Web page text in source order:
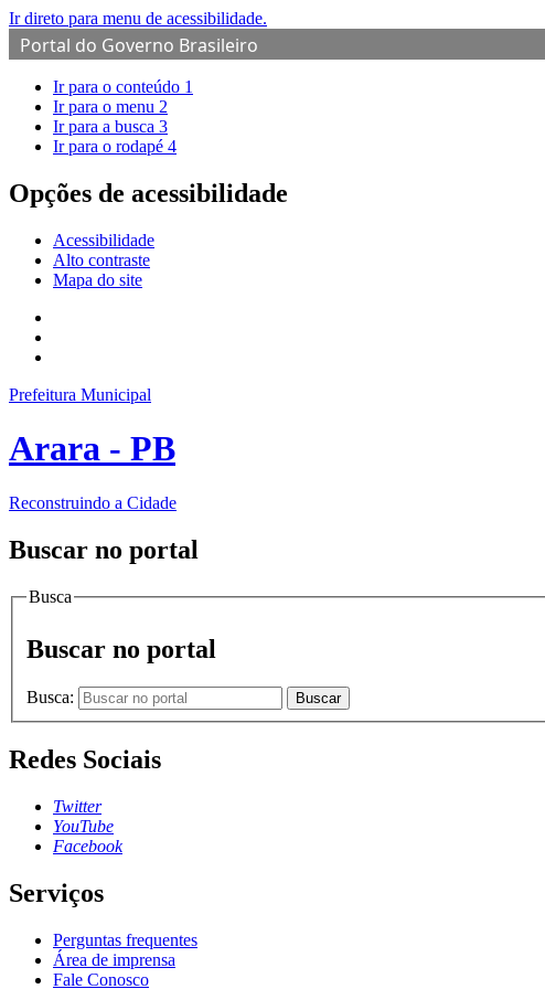
Ir direto para menu de acessibilidade.
Portal do Governo Brasileiro
Ir para o conteúdo 1
Ir para o menu 2
Ir para a busca 3
Ir para o rodapé 4
Opções de acessibilidade
Acessibilidade
Alto contraste
Mapa do site
Prefeitura Municipal
Arara - PB
Reconstruindo a Cidade
Buscar no portal
Busca
Buscar no portal
Busca: Buscar
Redes Sociais
Twitter
YouTube
Facebook
Serviços
Perguntas frequentes
Área de imprensa
Fale Conosco